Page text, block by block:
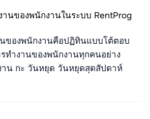
นของพนักงานคือปฏิทินแบบโต้ตอบ
ทำงานของพนักงานทุกคนอย่าง
น กะ วันหยุด วันหยุดสุดสัปดาห์